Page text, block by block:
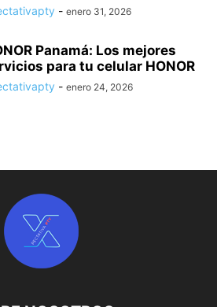
- enero 31, 2026
Panamá: Los mejores
para tu celular HONOR
- enero 24, 2026